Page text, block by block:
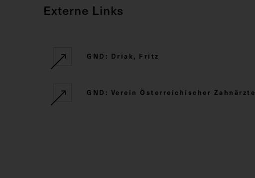
Externe Links
GND: Driak, Fritz
GND: Verein Österreichischer Zahnärzte